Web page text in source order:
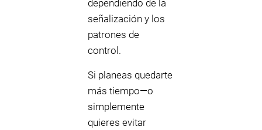
dependiendo de la
señalización y los
patrones de
control.
Si planeas quedarte
más tiempo—o
simplemente
quieres evitar